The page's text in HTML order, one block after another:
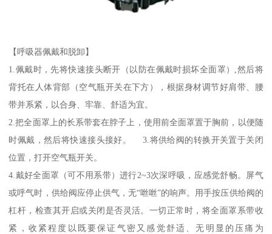
【呼吸器佩戴和脱卸】
1.佩戴时，先将快速接头断开（以防在佩戴时损坏全面罩）,然后将
背托在人体背部（空气瓶开关在下方），根据身材调节好肩带、腰
带并系紧，以合身、牢靠、舒适为宜。
2.把全面罩上的长系带套在脖子上，使用前全面罩置于胸前，以便随
时佩戴，然后将快速接头接好。 3.将供给阀的转换开关置于关闭
位置，打开空气瓶开关。
4.戴好全面罩（可不用系带）进行2~3次深呼吸，应感觉舒畅。屏气
或呼气时，供给阀应停止供气，无“咝咝”的响声。用手按压供给阀的
杠杆，检查其开启或关闭是否灵活。一切正常时，将全面罩系带收
紧，收紧程度以既要保证气密又感觉舒适、无明显的压痛为